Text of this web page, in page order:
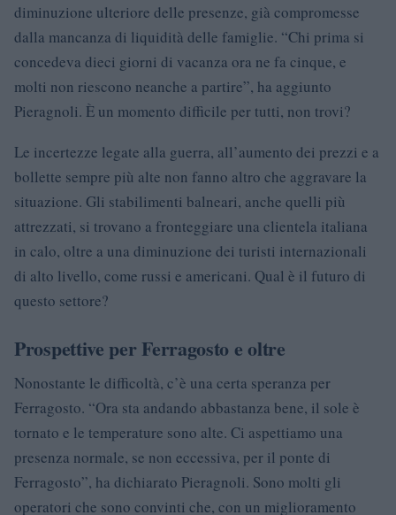
diminuzione ulteriore delle presenze, già compromesse
dalla mancanza di liquidità delle famiglie. “Chi prima si
concedeva dieci giorni di vacanza ora ne fa cinque, e
molti non riescono neanche a partire”, ha aggiunto
Pieragnoli. È un momento difficile per tutti, non trovi?
Le incertezze legate alla guerra, all’aumento dei prezzi e a
bollette sempre più alte non fanno altro che aggravare la
situazione. Gli stabilimenti balneari, anche quelli più
attrezzati, si trovano a fronteggiare una clientela italiana
in calo, oltre a una diminuzione dei turisti internazionali
di alto livello, come russi e americani. Qual è il futuro di
questo settore?
Prospettive per Ferragosto e oltre
Nonostante le difficoltà, c’è una certa speranza per
Ferragosto. “Ora sta andando abbastanza bene, il sole è
tornato e le temperature sono alte. Ci aspettiamo una
presenza normale, se non eccessiva, per il ponte di
Ferragosto”, ha dichiarato Pieragnoli. Sono molti gli
operatori che sono convinti che, con un miglioramento